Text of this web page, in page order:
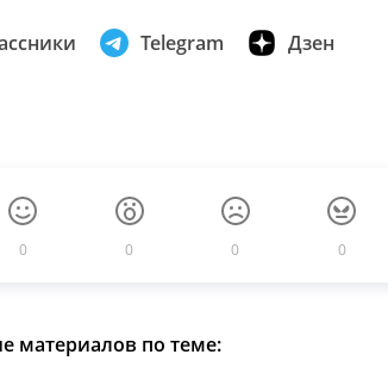
Telegram Дзен
0 0 0 0
материалов по теме: